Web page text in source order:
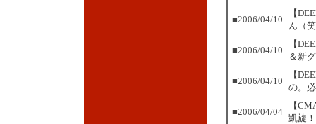
■2006/04/10
【
ん（
■2006/04/10
【
＆新
■2006/04/10
【
の。
■2006/04/04
【
凱旋！